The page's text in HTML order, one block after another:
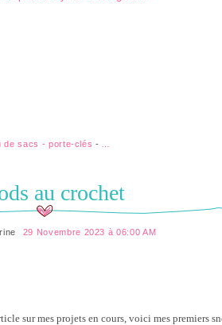
de sacs - porte-clés -
au crochet
29 Novembre 2023 à 06:00 AM
sur mes projets en cours, voici mes premiers